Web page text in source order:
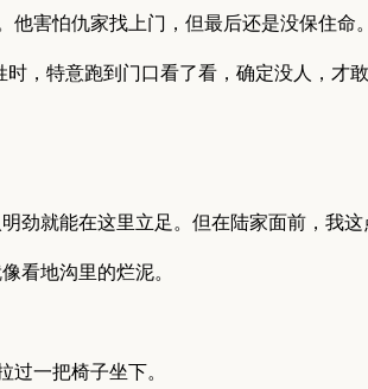
他害怕仇家找上门，但最后还是没保住命。
，特意跑到门口看了看，确定没人，才
劲就能在这里立足。但在陆家面前，我
看地沟里的烂泥。
过一把椅子坐下。